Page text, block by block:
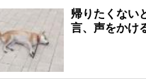
帰りたくない
言、声をか